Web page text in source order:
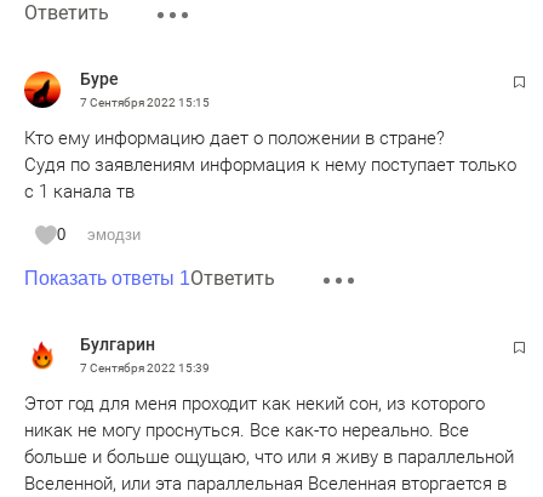
Беремся мы за ум.
Есть баня и сортир,
А за колючей проволокой
Ю.Ким.
Ответить
Буре
7 Сентября 202215:15
Кто ему информацию дает о положении в стране?
Судя по заявлениям информация к нему поступает только
с 1 канала тв
0 эмодзи
Показать ответы 1Ответить
Булгарин
7 Сентября 202215:39
Этот год для меня проходит как некий сон, из которого
никак не могу проснуться. Все как-то нереально. Все
больше и больше ощущаю, что или я живу в параллельной
Вселенной, или эта параллельная Вселенная вторгается в